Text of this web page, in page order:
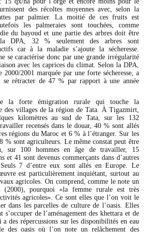
des récoltes moyennes avec, selon la
par palmier. La moitié de ces fruits est
les palmeraies sont touchées, comme
du bayoud et une partie des arbres doit être
la DPA, 32 % seulement des arbres sont
car à la maladie s’ajoute la sécheresse.
se caractérise donc par une grande irrégularité
avec les caprices du climat. Selon la DPA,
2000/2001 marquée par une forte sécheresse, a
se rétracter de 47 % par rapport à une année
la forte émigration rurale qui touche la
des villages de la région de Tata. À Tigazmirt,
kilomètres au sud de Tata, sur les 132
recensés dans le douar, 40 % sont allés
régions du Maroc et 6 % à l’étranger. Sur les
% sont agriculteurs. Le même constat peut être
sur 100 hommes en âge de travailler, 15
et 41 sont devenus commerçants dans d’autres
7 d’entre eux sont allés en Europe. Le
est particulièrement inquiétant, surtout au
agricoles. On comprend, comme le note un
pourquoi «la femme rurale est très
agricoles». Ce sont elles que l’on voit le
dans les parcelles de culture de l’oasis. Elles
s’occuper de l’aménagement des khettara et de
des répercussions sur les disponibilités en eau
des oasis où l’on note un relâchement des